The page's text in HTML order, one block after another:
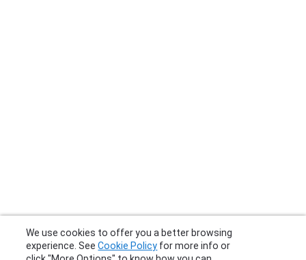
experience. See Cookie Policyfor more info or
click "More Options" to know how you can